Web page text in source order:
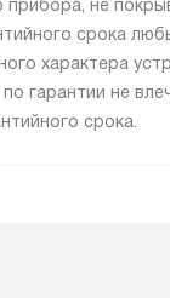
не
срока
характера
гарантии не
срока.